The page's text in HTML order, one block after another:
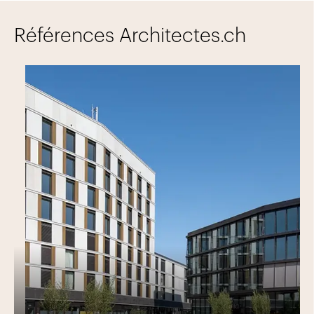
Une planification anticipée permet de réduire les
à prendre contre les dangers naturels, le bruit, les
vibrations, les polluants, et même le réchauffement
climatique. Afin d’améliorer la qualité de la vie, CSD
prend en compte la lumière, l’acoustique, les
rayonnements, la chaleur et l’humidité dans les
bâtiments.
L’excellence certifiée
Par sa certification ISO 9001:2008 et ISO 14001:2004,
CSD aspire à l’excellence et l’amélioration continue au
niveau économique et écologique. De plus, CSD est
certifiée EcoEntreprise depuis l’année 2007. Depuis
2018, CSD possède également un certificat attestant le
respect de l’égalité de salaires entre hommes et
Références Architectes.ch